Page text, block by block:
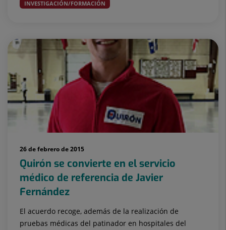
INVESTIGACIÓN/FORMACIÓN
26 de febrero de 2015
Quirón se convierte en el servicio
médico de referencia de Javier
Fernández
El acuerdo recoge, además de la realización de
pruebas médicas del patinador en hospitales del